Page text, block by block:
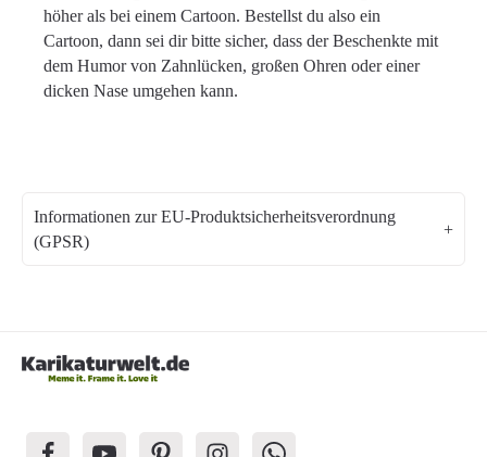
höher als bei einem Cartoon. Bestellst du also ein
Cartoon, dann sei dir bitte sicher, dass der Beschenkte mit
dem Humor von Zahnlücken, großen Ohren oder einer
dicken Nase umgehen kann.
Informationen zur EU-Produktsicherheitsverordnung
(GPSR)